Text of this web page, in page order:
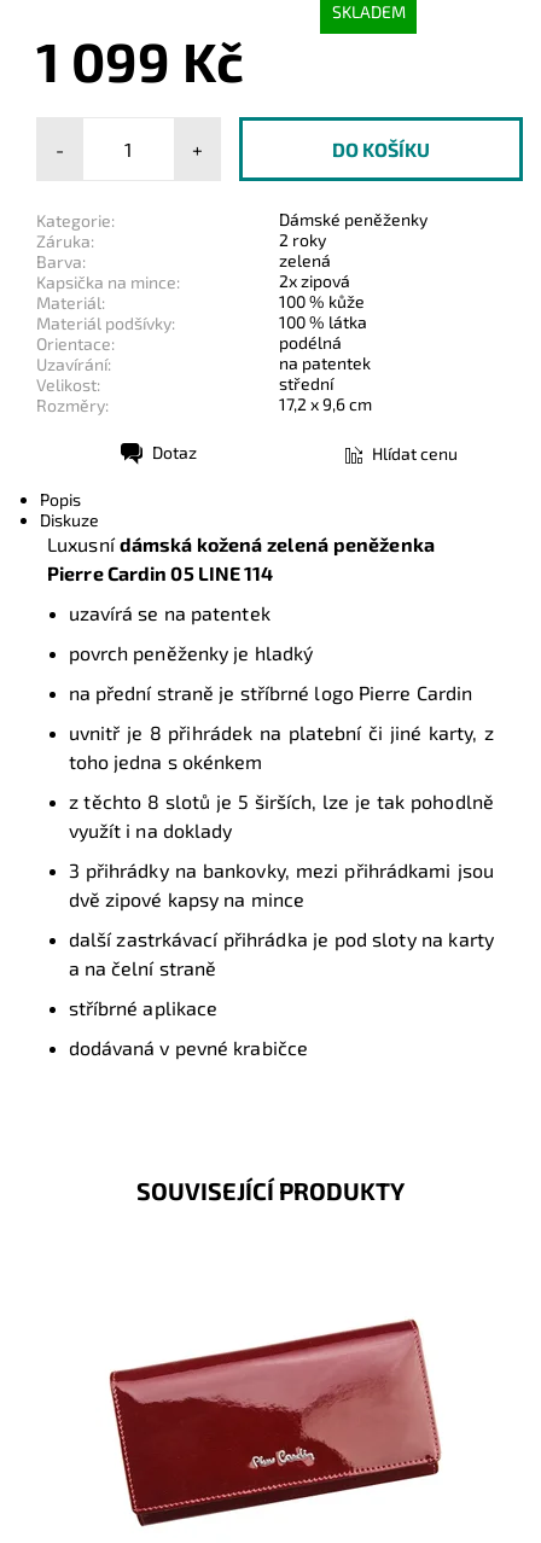
SKLADEM
1 099 Kč
- +
Kategorie:
Dámské peněženky
Záruka:
2 roky
Barva:
zelená
Kapsička na mince:
2x zipová
Materiál:
100 % kůže
Materiál podšívky:
100 % látka
Orientace:
podélná
Uzavírání:
na patentek
Velikost:
střední
Rozměry:
17,2 x 9,6 cm
Dotaz Hlídat cenu
Popis
Diskuze
Luxusnídámská kožená zelená peněženka
Pierre Cardin05 LINE 114
uzavírá se na patentek
povrch peněženky je hladký
na přední straně je stříbrné logo Pierre Cardin
uvnitř je 8 přihrádek na platební či jiné karty, z
toho jedna s okénkem
z těchto 8 slotů je 5 širších, lze je tak pohodlně
využít i na doklady
3 přihrádky na bankovky, mezi přihrádkami jsou
dvě zipové kapsy na mince
další zastrkávací přihrádka je pod sloty na karty
a na čelní straně
stříbrné aplikace
dodávaná v pevné krabičce
SOUVISEJÍCÍ PRODUKTY
Luxusní černá peněženka značky Pierre Cardin 05
LINE 114 je krásným doplňkem každé ženy.
Dostupnost:
1895
Značka:
Záruka: